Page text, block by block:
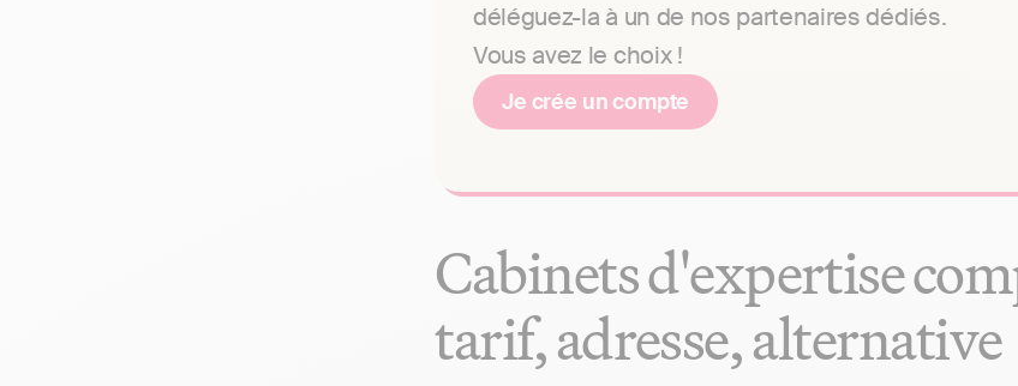
déléguez-la à un de nos partenaires dédiés.
Vous avez le choix !
Je crée un compte
Cabinets d'expertise
tarif, adresse, alternative